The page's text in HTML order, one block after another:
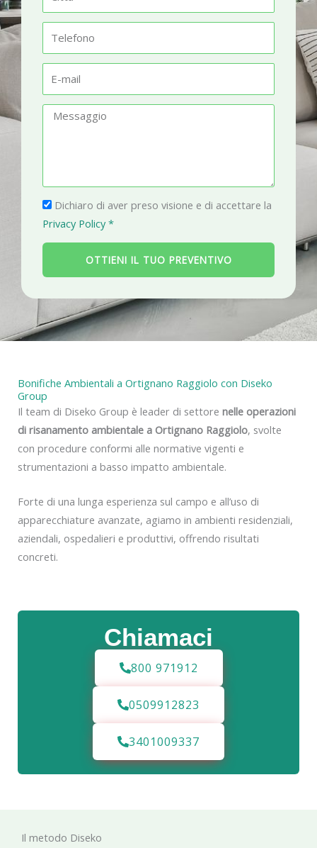
t
à
l
fm
a
g
g
i
P
r
i
a
c
Dichiaro di aver preso visione e di accettare la
Privacy Policy *
OTTIENI IL TUO PREVENTIVO
Chiamaci
800 971912
0509912823
3401009337
Bonifiche Ambientali a Ortignano Raggiolo con Diseko
Group
Il team di Diseko Group è leader di settore nelle operazioni
di risanamento ambientale a Ortignano Raggiolo, svolte
con procedure conformi alle normative vigenti e
strumentazioni a basso impatto ambientale.
Forte di una lunga esperienza sul campo e all’uso di
apparecchiature avanzate, agiamo in ambienti residenziali,
aziendali, ospedalieri e produttivi, offrendo risultati
concreti.
Il metodo Diseko